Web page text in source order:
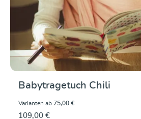
Babytragetuch Chili
Varianten ab 75,00 €
109,00 €